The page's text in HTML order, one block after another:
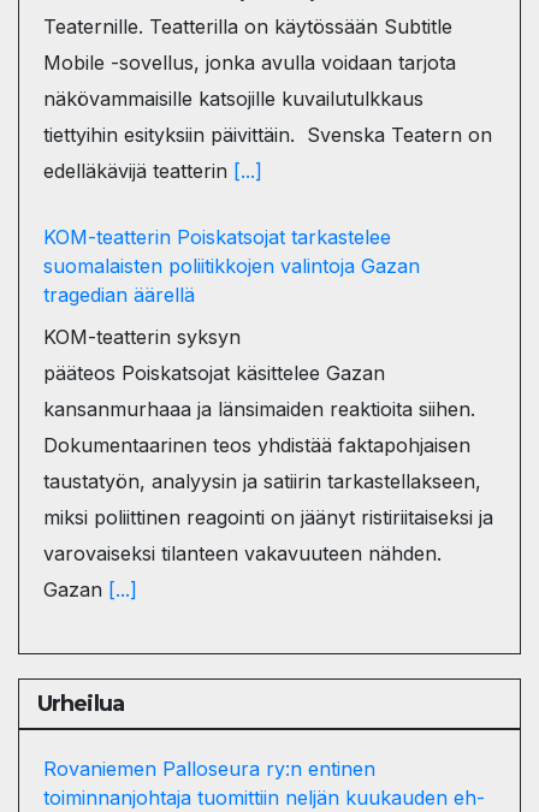
Teaternille. Teatterilla on käytössään Subtitle
Mobile -sovellus, jonka avulla voidaan tarjota
näkövammaisille katsojille kuvailutulkkaus
tiettyihin esityksiin päivittäin. Svenska Teatern on
edelläkävijä teatterin [...]
KOM-teatterin Poiskatsojat tarkastelee
suomalaisten poliitikkojen valintoja Gazan
tragedian äärellä
KOM-teatterin syksyn
pääteos Poiskatsojat käsittelee Gazan
kansanmurhaaa ja länsimaiden reaktioita siihen.
Dokumentaarinen teos yhdistää faktapohjaisen
taustatyön, analyysin ja satiirin tarkastellakseen,
miksi poliittinen reagointi on jäänyt ristiriitaiseksi ja
varovaiseksi tilanteen vakavuuteen nähden.
Gazan [...]
Urheilua
Rovaniemen Palloseura ry:n entinen
toiminnanjohtaja tuo­mit­tiin neljän kuu­kau­den eh­